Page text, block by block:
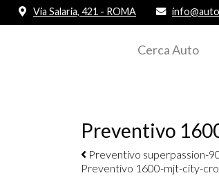
Via Salaria, 421 - ROMA
Cerca Auto
Preventivo
Navigazione
Preventivo superpassion-
Preventivo 1600-mjt-city-